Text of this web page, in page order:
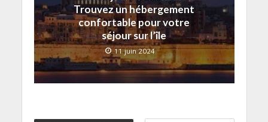
Trouvez un hébergement
confortable pour votre
séjour sur l’île
11 juin 2024